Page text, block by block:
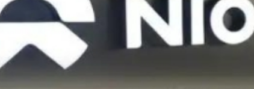
稅20%
位 1E-A10 將推出會場限定「$100麥東記插畫福袋」
美國出狠招